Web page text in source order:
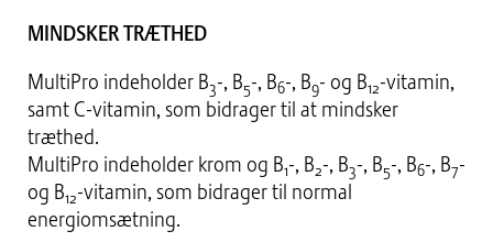
MINDSKER TRÆTHED
MultiPro indeholder B3-, B5-, B6-, B9- og B12-vitamin,
samt C-vitamin, som bidrager til at mindsker
træthed.
MultiPro indeholder krom og B1-, B2-, B3-, B5-, B6-, B7-
og B12-vitamin, som bidrager til normal
energiomsætning.